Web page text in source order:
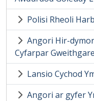
Polisi Rheoli
Angori Hir-
Cyfarpar
Lansio Cychod
Angori ar gyfer